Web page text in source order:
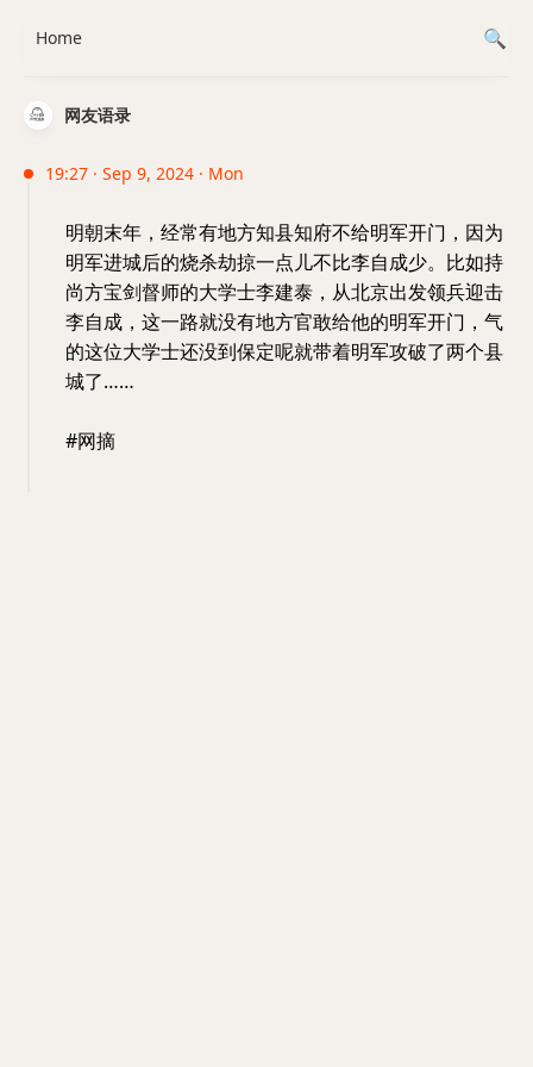
网友语录
19:27 · Sep 9, 2024 · Mon
明朝末年，经常有地方知县知府不给明军开门，因为
明军进城后的烧杀劫掠一点儿不比李自成少。比如持
尚方宝剑督师的大学士李建泰，从北京出发领兵迎击
李自成，这一路就没有地方官敢给他的明军开门，气
的这位大学士还没到保定呢就带着明军攻破了两个县
城了……
#网摘
Home